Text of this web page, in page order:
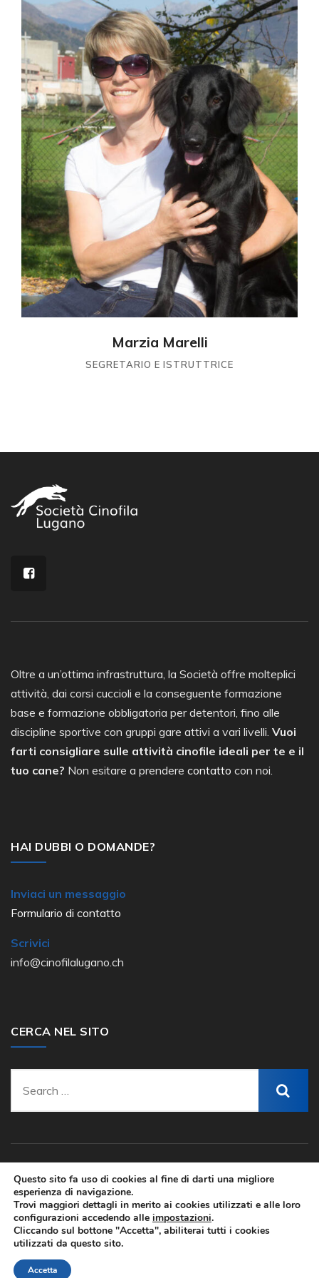
Marzia Marelli
SEGRETARIO E ISTRUTTRICE
Oltre a un’ottima infrastruttura, la Società offre molteplici
attività, dai corsi cuccioli e la conseguente formazione
base e formazione obbligatoria per detentori, fino alle
discipline sportive con gruppi gare attivi a vari livelli. Vuoi
farti consigliare sulle attività cinofile ideali per te e il
tuo cane? Non esitare a prendere contatto con noi.
HAI DUBBI O DOMANDE?
Inviaci un messaggio
Formulario di contatto
Scrivici
info@cinofilalugano.ch
CERCA NEL SITO
2024 © Società Cinofila Lugano - Sito realizzato da
WeDoIT Group Sagle ospitato sui server di
HostinGorilla.com
Questo sito fa uso di cookies al fine di darti una migliore
esperienza di navigazione.
Trovi maggiori dettagli in merito ai cookies utilizzati e alle loro
configurazioni accedendo alle impostazioni.
Cliccando sul bottone "Accetta", abiliterai tutti i cookies
utilizzati da questo sito.
Accetta